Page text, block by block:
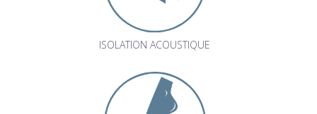
ISOLATION ACOUSTIQUE